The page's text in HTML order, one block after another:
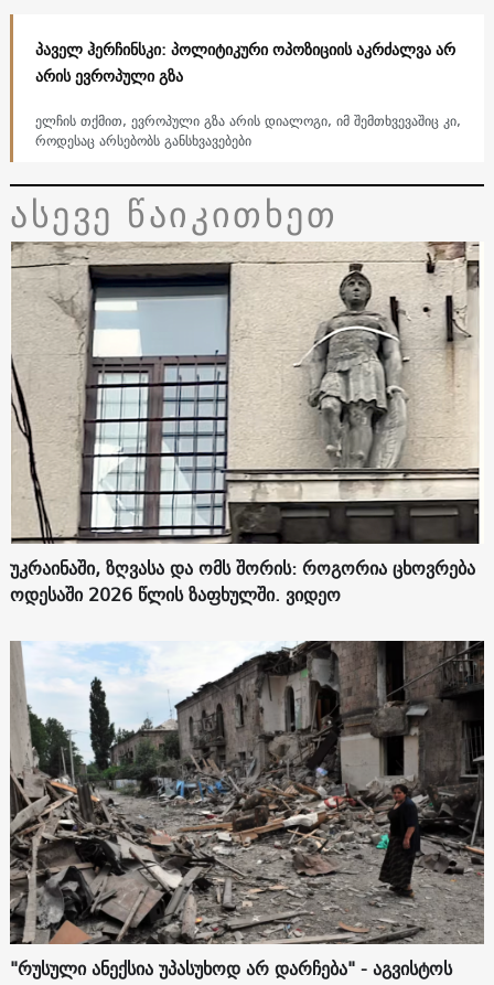
პაველ ჰერჩინსკი: პოლიტიკური ოპოზიციის აკრძალვა არ
არის ევროპული გზა
ელჩის თქმით, ევროპული გზა არის დიალოგი, იმ შემთხვევაშიც კი,
როდესაც არსებობს განსხვავებები
ასევე წაიკითხეთ
უკრაინაში, ზღვასა და ომს შორის: როგორია ცხოვრება
ოდესაში 2026 წლის ზაფხულში. ვიდეო
"რუსული ანექსია უპასუხოდ არ დარჩება" - აგვისტოს